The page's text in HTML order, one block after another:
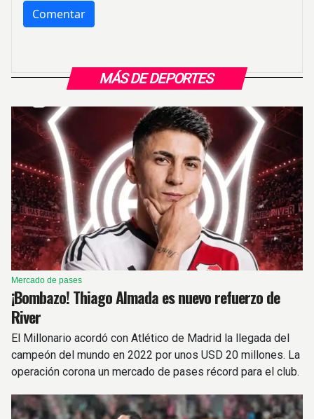
MÁS DE DEPORTES
Mercado de pases
¡Bombazo! Thiago Almada es nuevo refuerzo de
River
El Millonario acordó con Atlético de Madrid la llegada del
campeón del mundo en 2022 por unos USD 20 millones. La
operación corona un mercado de pases récord para el club.